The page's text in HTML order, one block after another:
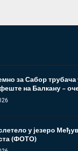
за Сабор трубача
на Балкану –
у језеро
(ФОТО)